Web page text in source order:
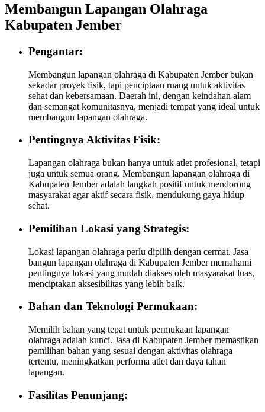
Membangun Lapangan Olahraga
Kabupaten Jember
Pengantar:
Membangun lapangan olahraga di Kabupaten Jember bukan
sekadar proyek fisik, tapi penciptaan ruang untuk aktivitas
sehat dan kebersamaan. Daerah ini, dengan keindahan alam
dan semangat komunitasnya, menjadi tempat yang ideal untuk
membangun lapangan olahraga.
Pentingnya Aktivitas Fisik:
Lapangan olahraga bukan hanya untuk atlet profesional, tetapi
juga untuk semua orang. Membangun lapangan olahraga di
Kabupaten Jember adalah langkah positif untuk mendorong
masyarakat agar aktif secara fisik, mendukung gaya hidup
sehat.
Pemilihan Lokasi yang Strategis:
Lokasi lapangan olahraga perlu dipilih dengan cermat. Jasa
bangun lapangan olahraga di Kabupaten Jember memahami
pentingnya lokasi yang mudah diakses oleh masyarakat luas,
menciptakan aksesibilitas yang lebih baik.
Bahan dan Teknologi Permukaan:
Memilih bahan yang tepat untuk permukaan lapangan
olahraga adalah kunci. Jasa di Kabupaten Jember memastikan
pemilihan bahan yang sesuai dengan aktivitas olahraga
tertentu, meningkatkan performa atlet dan daya tahan
lapangan.
Fasilitas Penunjang: